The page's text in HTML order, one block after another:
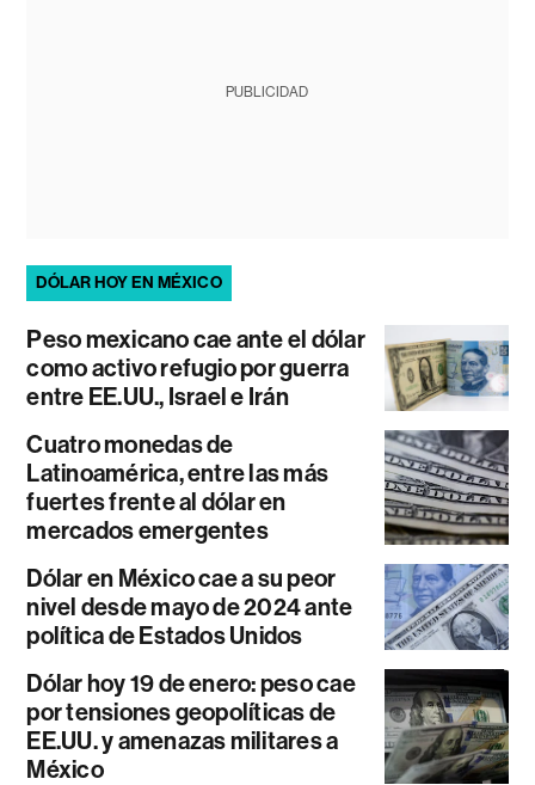
PUBLICIDAD
DÓLAR HOY EN MÉXICO
Peso mexicano cae ante el dólar
como activo refugio por guerra
entre EE.UU., Israel e Irán
Cuatro monedas de
Latinoamérica, entre las más
fuertes frente al dólar en
mercados emergentes
Dólar en México cae a su peor
nivel desde mayo de 2024 ante
política de Estados Unidos
Dólar hoy 19 de enero: peso cae
por tensiones geopolíticas de
EE.UU. y amenazas militares a
México